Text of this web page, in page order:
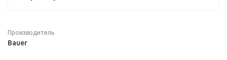
Производитель
Bauer